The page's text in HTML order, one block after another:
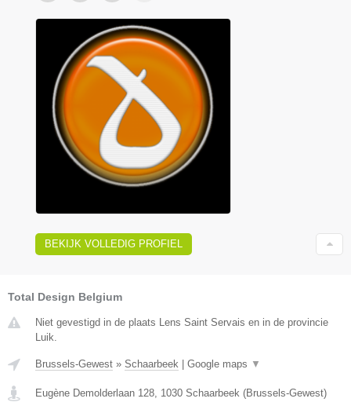
BEKIJK VOLLEDIG PROFIEL
Total Design Belgium
Niet gevestigd in de plaats Lens Saint Servais en in de provincie
Luik.
Brussels-Gewest » Schaarbeek Google maps ▼
Eugène Demolderlaan 128 1030 Schaarbeek (Brussels-Gewest)